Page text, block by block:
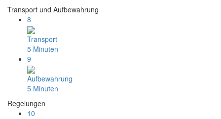
Transport und Aufbewahrung
8
Transport
5 Minuten
9
Aufbewahrung
5 Minuten
Regelungen
10